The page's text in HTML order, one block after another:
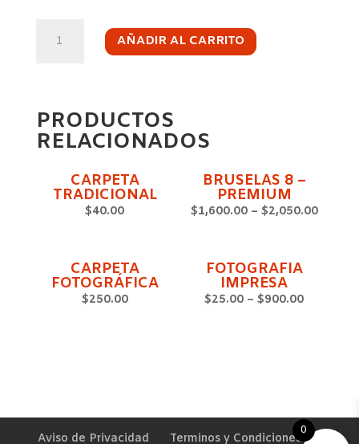
PERSONALIZADA
AÑADIR AL CARRITO
PRODUCTOS
RELACIONADOS
CARPETA
TRADICIONAL
$40.00
BRUSELAS 8 –
PREMIUM
$1,600.00– $2,050.00
CARPETA
FOTOGRÁFICA
$250.00
FOTOGRAFIA
IMPRESA
$25.00 –$900.00
Aviso de Privacidad Terminos y Condiciones.
0